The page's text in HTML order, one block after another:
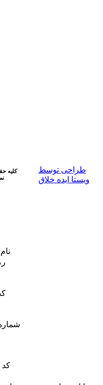
کلیه
طراحی توسط
ویستا ایده خلاق
کد